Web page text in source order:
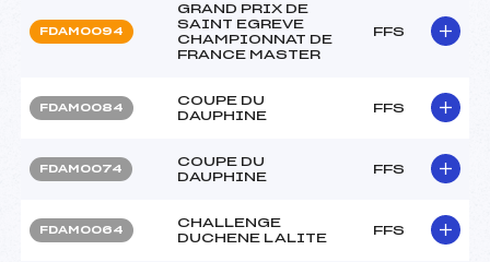
FDAM0094
GRAND PRIX DE
SAINT EGREVE
CHAMPIONNAT DE
FRANCE MASTER
FFS
FDAM0084
COUPE DU
DAUPHINE
FFS
FDAM0074
COUPE DU
DAUPHINE
FFS
FDAM0064
CHALLENGE
DUCHENE LALITE
FFS